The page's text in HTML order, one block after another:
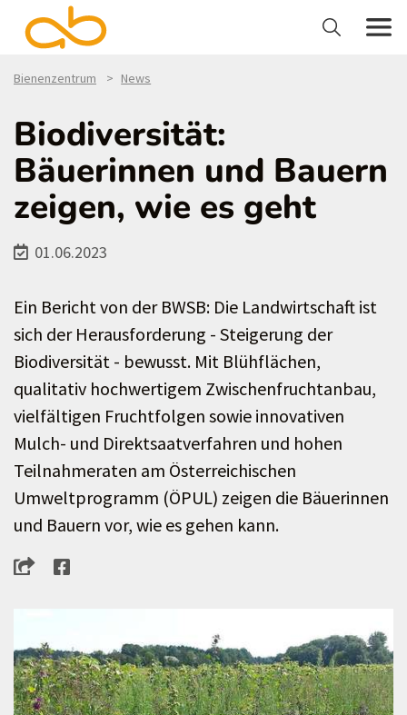
Bienenzentrum News
Biodiversität:
Bäuerinnen und Bauern
zeigen, wie es geht
01.06.2023
Ein Bericht von der BWSB: Die Landwirtschaft ist
sich der Herausforderung - Steigerung der
Biodiversität - bewusst. Mit Blühflächen,
qualitativ hochwertigem Zwischenfruchtanbau,
vielfältigen Fruchtfolgen sowie innovativen
Mulch- und Direktsaatverfahren und hohen
Teilnahmeraten am Österreichischen
Umweltprogramm (ÖPUL) zeigen die Bäuerinnen
und Bauern vor, wie es gehen kann.